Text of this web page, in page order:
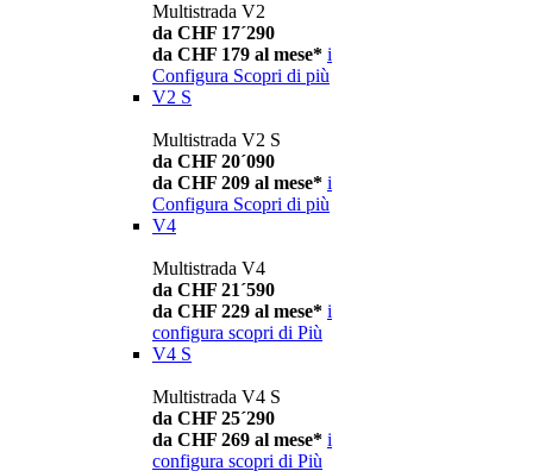
Multistrada V2
da CHF 17´290
da CHF 179 al mese* i
Configura Scopri di più
V2 S
Multistrada V2 S
da CHF 20´090
da CHF 209 al mese* i
Configura Scopri di più
V4
Multistrada V4
da CHF 21´590
da CHF 229 al mese* i
configura scopri di Più
V4 S
Multistrada V4 S
da CHF 25´290
da CHF 269 al mese* i
configura scopri di Più